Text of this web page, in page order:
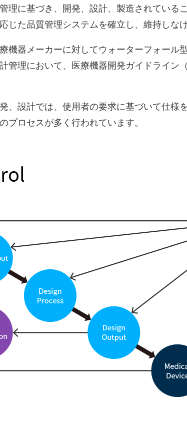
理に基づき、開発、設計、製造されている
じた品質管理システムを確立し、維持しな
機器メーカーに対してウォーターフォール
理において、医療機器開発ガイドライン
、設計では、使用者の要求に基づいて仕様
プロセスが多く行われています。